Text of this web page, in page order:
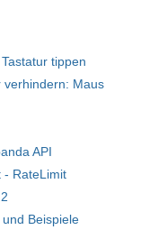
tippen
verhindern: Maus
API
- RateLimit
Beispiele